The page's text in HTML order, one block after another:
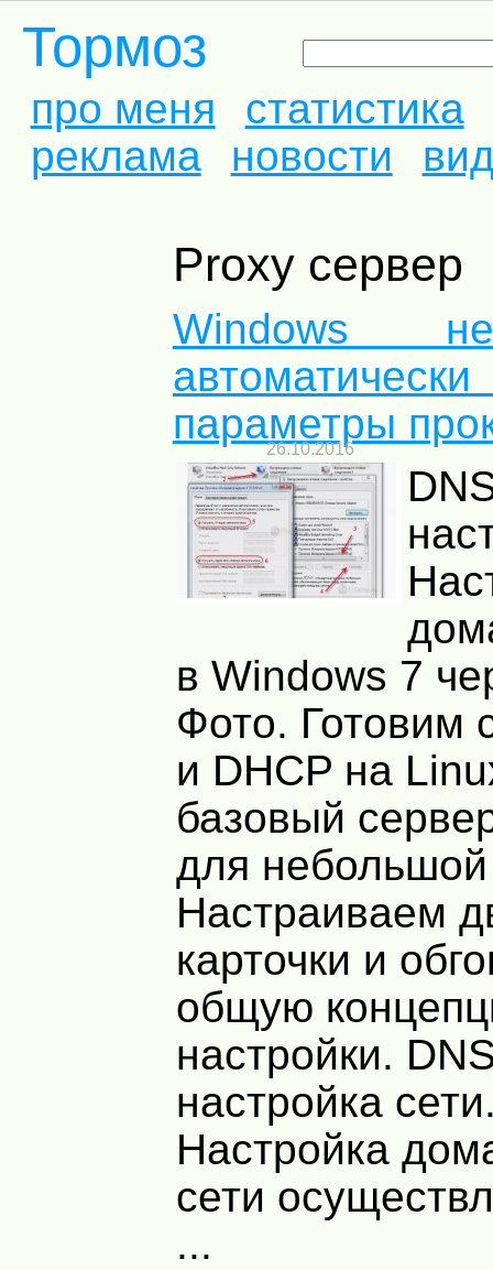
Тормоз
про меня
статистика
реклама
новости
Proxy сервер
Windows
параметры
26.10.2016
в Windows 7
Фото. Готовим
и DHCP на
базовый
для небольшой
Настраиваем
карточки и
общую
настройки.
настройка
Настройка
сети
...